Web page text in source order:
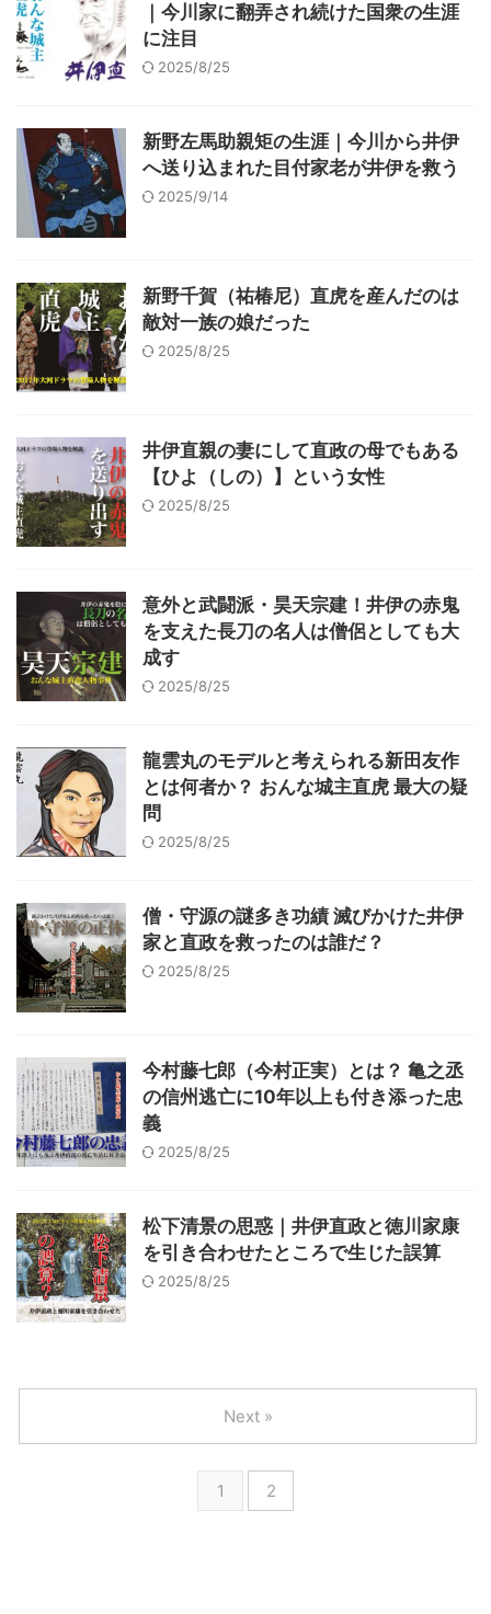
｜今川家に翻弄され続けた国衆の生涯
に注目
2025/8/25
新野左馬助親矩の生涯｜今川から井伊
へ送り込まれた目付家老が井伊を救う
2025/9/14
新野千賀（祐椿尼）直虎を産んだのは
敵対一族の娘だった
2025/8/25
井伊直親の妻にして直政の母でもある
【ひよ（しの）】という女性
2025/8/25
意外と武闘派・昊天宗建！井伊の赤鬼
を支えた長刀の名人は僧侶としても大
成す
2025/8/25
龍雲丸のモデルと考えられる新田友作
とは何者か？ おんな城主直虎 最大の疑
問
2025/8/25
僧・守源の謎多き功績 滅びかけた井伊
家と直政を救ったのは誰だ？
2025/8/25
今村藤七郎（今村正実）とは？ 亀之丞
の信州逃亡に10年以上も付き添った忠
義
2025/8/25
松下清景の思惑｜井伊直政と徳川家康
を引き合わせたところで生じた誤算
2025/8/25
1 2
Next »